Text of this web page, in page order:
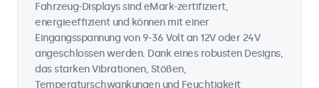
Fahrzeug-Displays sind eMark-zertifiziert,
energieeffizient und können mit einer
Eingangsspannung von 9-36 Volt an 12V oder 24V
angeschlossen werden. Dank eines robusten Designs,
das starken Vibrationen, Stößen,
Temperaturschwankungen und Feuchtigkeit